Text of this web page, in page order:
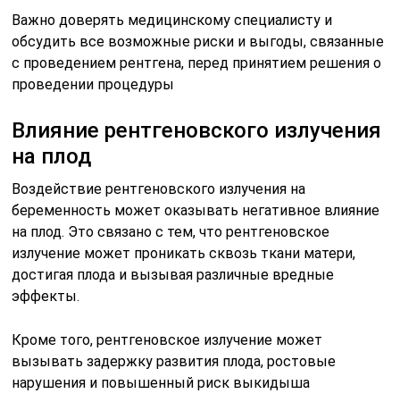
Важно доверять медицинскому специалисту и
обсудить все возможные риски и выгоды, связанные
с проведением рентгена, перед принятием решения о
проведении процедуры
Влияние рентгеновского излучения
на плод
Воздействие рентгеновского излучения на
беременность может оказывать негативное влияние
на плод. Это связано с тем, что рентгеновское
излучение может проникать сквозь ткани матери,
достигая плода и вызывая различные вредные
эффекты.
Кроме того, рентгеновское излучение может
вызывать задержку развития плода, ростовые
нарушения и повышенный риск выкидыша